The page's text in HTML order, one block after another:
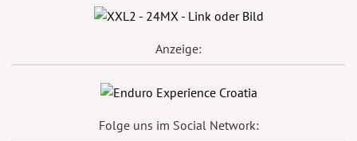
Anzeige:
Folge uns im Social Network: